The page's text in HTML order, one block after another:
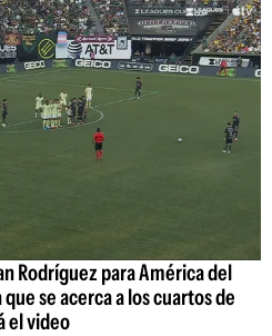
Rodríguez para América del
se acerca a los cuartos de
el video